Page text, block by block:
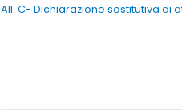
All. C- Dichiarazione sostitutiva di